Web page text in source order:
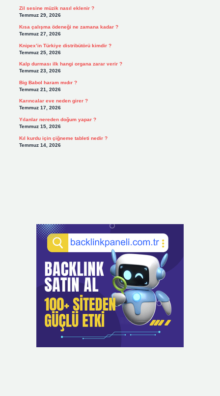
Zil sesine müzik nasıl eklenir ?
Temmuz 29, 2026
Kısa çalışma ödeneği ne zamana kadar ?
Temmuz 27, 2026
Knipex’in Türkiye distribütörü kimdir ?
Temmuz 25, 2026
Kalp durması ilk hangi organa zarar verir ?
Temmuz 23, 2026
Big Babol haram mıdır ?
Temmuz 21, 2026
Karıncalar eve neden girer ?
Temmuz 17, 2026
Yılanlar nereden doğum yapar ?
Temmuz 15, 2026
Kıl kurdu için çiğneme tableti nedir ?
Temmuz 14, 2026